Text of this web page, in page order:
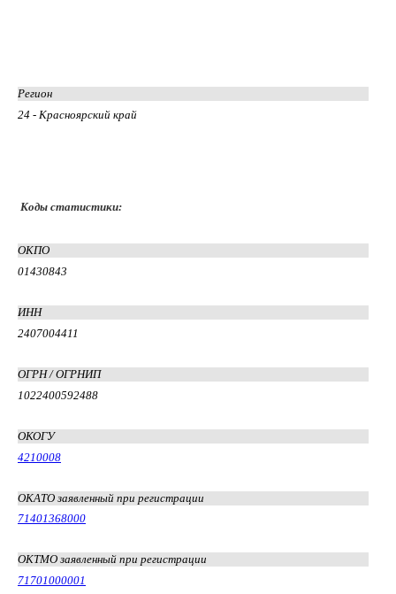
Регион
24 - Красноярский край
Коды статистики:
ОКПО
01430843
ИНН
2407004411
ОГРН / ОГРНИП
1022400592488
ОКОГУ
4210008
ОКАТО заявленный при регистрации
71401368000
ОКТМО заявленный при регистрации
71701000001